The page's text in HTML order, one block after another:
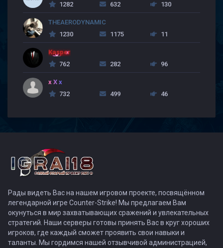
1282
632 130
THEAERODYNAMIC
1230
1175 11
Kasper
762
282 96
x X x
732
499 46
Рады видеть Вас на нашем игровом проекте, посвящённом
легендарной игре Counter-Strike! Мы предлагаем Вам
окунуться в мир захватывающих сражений и увлекательных
стратегий. Наши серверы готовы принять Вас в круг хороших
игроков, где каждый сможет проявить свои навыки и
таланты. Мы гордимся нашей отзывчивой администрацией,